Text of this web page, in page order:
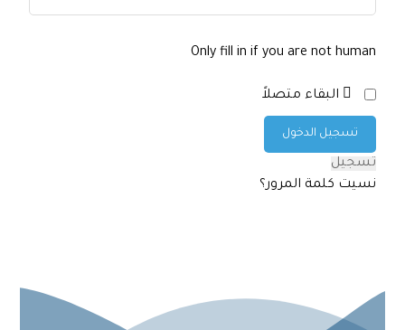
Only fill in if you are not human
البقاء متصلاً
تسجيل
نسيت كلمة المرور؟